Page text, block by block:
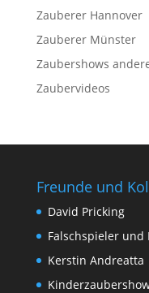
Zauberer Hannover
Zauberer Münster
Zaubershows
Zaubervideos
Freunde und
David Pricking
Falschspieler
Kerstin Andreatta